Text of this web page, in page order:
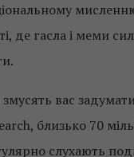
де гасла і меми
змусять вас
близько 70
слухають